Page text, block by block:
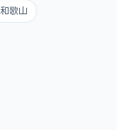
和歌山